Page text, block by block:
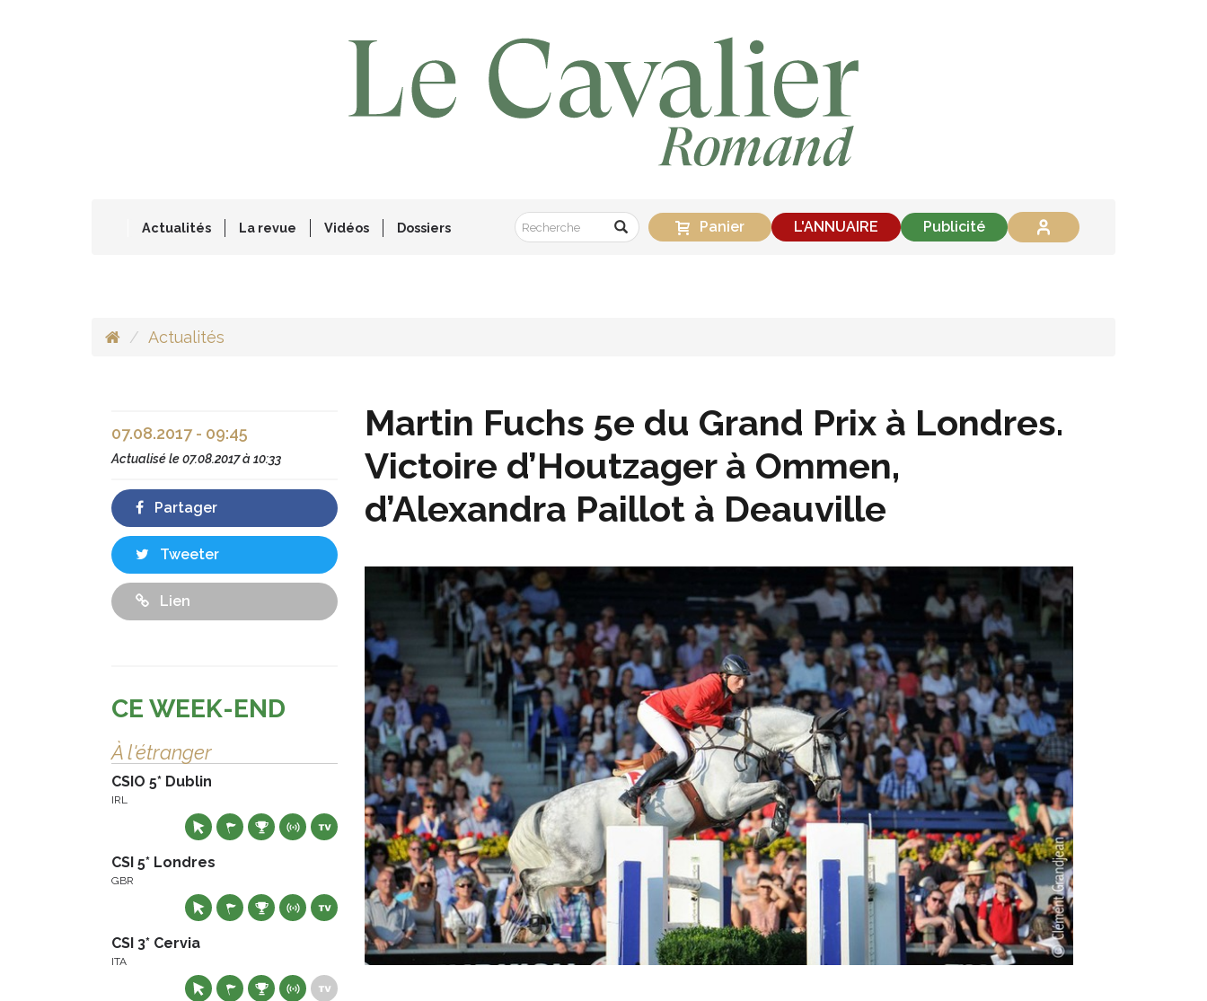
Actualités La revue Vidéos Dossiers Panier L'ANNUAIRE Publicité
Actualités
Martin Fuchs 5e du Grand Prix à Londres.
Victoire d’Houtzager à Ommen,
d’Alexandra Paillot à Deauville
07.08.2017 - 09:45
Actualisé le07.08.2017 à 10:33
Partager
Tweeter
Lien
CE WEEK-END
À l'étranger
CSIO 5* Dublin
IRL
CSI 5* Londres
GBR
CSI 3* Cervia
ITA